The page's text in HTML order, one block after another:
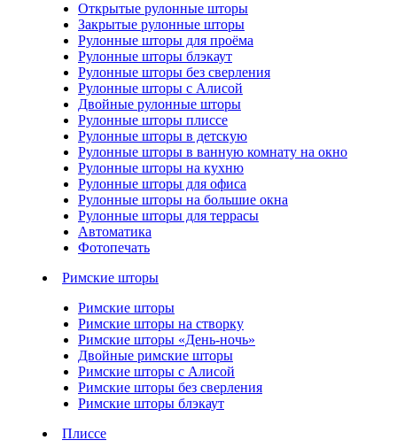
Открытые рулонные шторы
Закрытые рулонные шторы
Рулонные шторы для проёма
Рулонные шторы блэкаут
Рулонные шторы без сверления
Рулонные шторы с Алисой
Двойные рулонные шторы
Рулонные шторы плиссе
Рулонные шторы в детскую
Рулонные шторы в ванную комнату на окно
Рулонные шторы на кухню
Рулонные шторы для офиса
Рулонные шторы на большие окна
Рулонные шторы для террасы
Автоматика
Фотопечать
Римские шторы
Римские шторы
Римские шторы на створку
Римские шторы «День-ночь»
Двойные римские шторы
Римские шторы с Алисой
Римские шторы без сверления
Римские шторы блэкаут
Плиссе